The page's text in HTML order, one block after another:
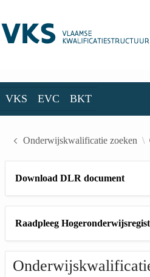
VKS EVC BKT
Onderwijskwalificatie zoeken
Download DLR document
Raadpleeg